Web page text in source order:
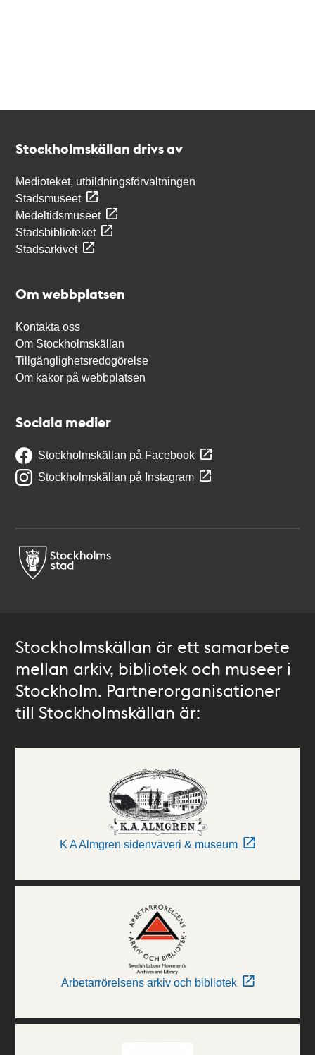
Stockholmskällan drivs av
Medioteket, utbildningsförvaltningen
Stadsmuseet
Medeltidsmuseet
Stadsbiblioteket
Stadsarkivet
Om webbplatsen
Kontakta oss
Om Stockholmskällan
Tillgänglighetsredogörelse
Om kakor på webbplatsen
Sociala medier
Stockholmskällan på Facebook
Stockholmskällan på Instagram
Stockholmskällan är ett samarbete
mellan arkiv, bibliotek och museer i
Stockholm. Partnerorganisationer
till Stockholmskällan är:
K A Almgren sidenväveri & museum
Arbetarrörelsens arkiv och bibliotek